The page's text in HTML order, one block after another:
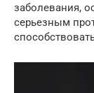
заболевания,
серьезным